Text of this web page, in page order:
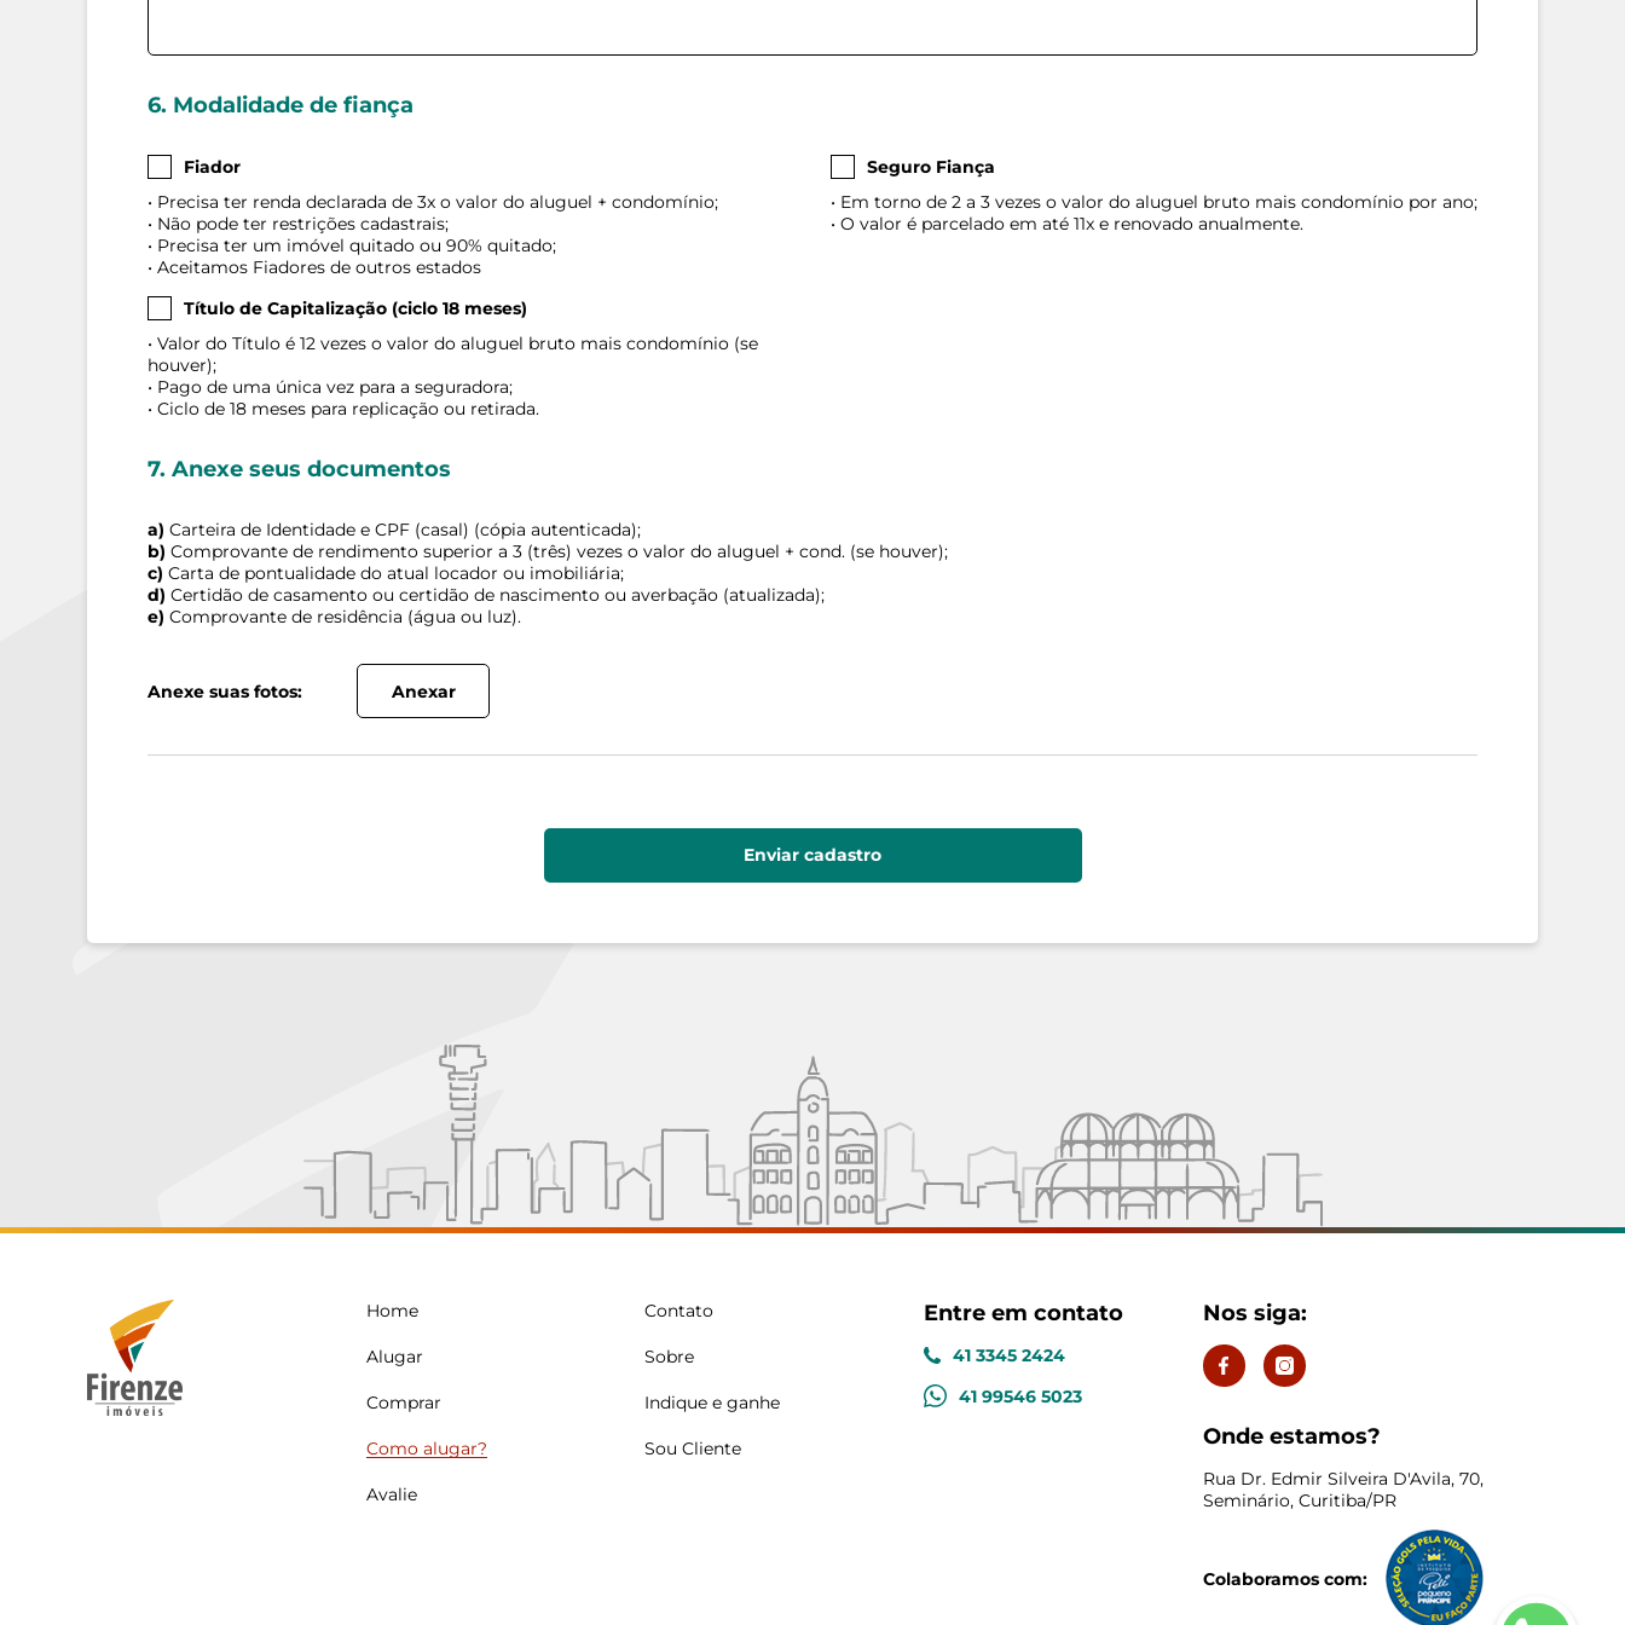
6. Modalidade de fiança
Fiador
• Precisa ter renda declarada de 3x o valor do aluguel + condomínio;
• Não pode ter restrições cadastrais;
• Precisa ter um imóvel quitado ou 90% quitado;
• Aceitamos Fiadores de outros estados
Seguro Fiança
• Em torno de 2 a 3 vezes o valor do aluguel bruto mais condomínio por ano;
• O valor é parcelado em até 11x e renovado anualmente.
Título de Capitalização (ciclo 18 meses)
• Valor do Título é 12 vezes o valor do aluguel bruto mais condomínio (se
houver);
• Pago de uma única vez para a seguradora;
• Ciclo de 18 meses para replicação ou retirada.
7. Anexe seus documentos
a) Carteira de Identidade e CPF (casal) (cópia autenticada);
b) Comprovante de rendimento superior a 3 (três) vezes o valor do aluguel + cond. (se houver);
c) Carta de pontualidade do atual locador ou imobiliária;
d) Certidão de casamento ou certidão de nascimento ou averbação (atualizada);
e) Comprovante de residência (água ou luz).
Anexe suas fotos: Anexar
Enviar cadastro
Home
Alugar
Comprar
Como alugar?
Avalie
Contato
Sobre
Indique e ganhe
Sou Cliente
Entre em contato
41 3345 2424
41 99546 5023
Nos siga:
Onde estamos?
Rua Dr. Edmir Silveira D'Avila, 70,
Seminário, Curitiba/PR
Colaboramos com: